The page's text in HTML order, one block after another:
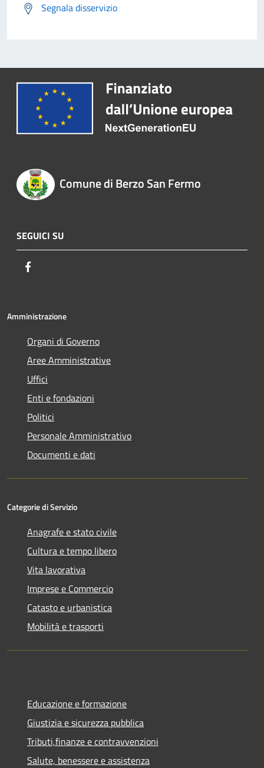
Segnala disservizio
Comune di Berzo San Fermo
SEGUICI SU
Amministrazione
Organi di Governo
Aree Amministrative
Uffici
Enti e fondazioni
Politici
Personale Amministrativo
Documenti e dati
Categorie di Servizio
Anagrafe e stato civile
Cultura e tempo libero
Vita lavorativa
Imprese e Commercio
Catasto e urbanistica
Mobilità e trasporti
Educazione e formazione
Giustizia e sicurezza pubblica
Tributi,finanze e contravvenzioni
Salute, benessere e assistenza